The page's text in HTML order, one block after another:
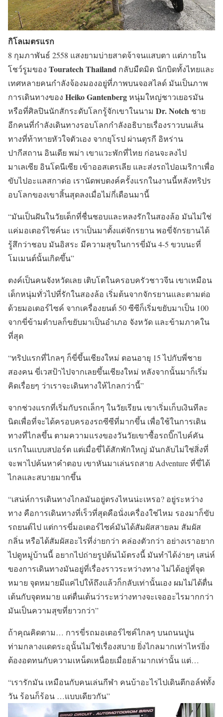
กิโลเมตรแรก
8 กุมภาพันธ์ 2558 แสงยามบ่ายสาดจ้าจนแสบตา แต่ภายใน
โชว์รูมของ Touratech Thailand กลับมืดมิด นักบิดทั้งไทยและ
เทศหลายคนกำลังจ้องมองอยู่ที่ภาพบนจอสไลด์ มันเป็นภาพ
การเดินทางของ Heiko Gantenbergหนุ่มใหญ่ชาวเยอรมัน
หรือที่ศิลปินนักสักระดับโลกรู้จักเขาในนาม Dr. Notch ชาย
อีกคนที่กำลังเดินทางรอบโลกกำลังอธิบายเรื่องราวบนเส้น
ทางที่ท้าทายหัวใจตัวเอง จากยุโรป ผ่านตุรกี อิหร่าน
ปากีสถาน อินเดีย พม่า เขาแวะพักที่ไทย ก่อนจะลงไป
มาเลเซีย อินโดนีเซีย เข้าออสเตรเลีย และส่งรถไปอเมริกาเพื่อ
ขับไปอะแลสกาต่อ เรานัดพบตงค์ครั้งแรกในงานนี้หลังทริปร
อบโลกของเขาสิ้นสุดลงเมื่อไม่กี่เดือนมานี้
“มันเป็นฝันในวัยเด็กที่ชื่นชอบและหลงรักในสองล้อ มันไม่ใช่
แค่มอเตอร์ไซค์นะ เราเป็นมาตั้งแต่จักรยาน พอขี่จักรยานได้
รู้สึกว่าชอบ มันอิสระ มีความสุขในการขี่มัน 4-5 ขวบนะที่
โมเมนต์นั้นเกิดขึ้น”
ตงค์เป็นคนจังหวัดเลย เติบโตในครอบครัวชาวจีน เขาเหมือน
เด็กหนุ่มทั่วไปที่รักในสองล้อ เริ่มต้นจากจักรยานและตามต่อ
ด้วยมอเตอร์ไซค์ จากเครื่องยนต์ 50 ซีซีก็เริ่มขยับมาเป็น 100
จากขี่ข้ามตำบลก็ขยับมาเป็นอำเภอ จังหวัด และข้ามภาคใน
ที่สุด
“ทริปแรกที่ไกลๆ ก็ขี่ขึ้นเชียงใหม่ ตอนอายุ 15 ไปกับพี่ชาย
สองคน ขี่เวสป้าไปจากเลยขึ้นเชียงใหม่ หลังจากนั้นมาก็เริ่ม
คิดเรื่อยๆ ว่าเราจะเดินทางให้ไกลกว่านี้”
จากช่วงแรกที่เริ่มกับรถเล็กๆ ในวัยเรียน เขาเริ่มเก็บเงินทีละ
นิดเพื่อที่จะได้ครอบครองรถซีซีที่มากขึ้น เพื่อใช้ในการเดิน
ทางที่ไกลขึ้น ตามความแรงของวันวัยเขาซื้อรถบิ๊กไบค์คัน
แรกในแบบสปอร์ต แต่เมื่อขี่ได้สักพักใหญ่ มันกลับไม่ใช่สิ่งที่
จะพาไปค้นหาคำตอบ เขาหันมาเล่นรถสาย Adventure ที่ขี่ได้
ไกลและสบายมากขึ้น
“เสน่ห์การเดินทางไกลมันอยู่ตรงไหนน่ะเหรอ? อยู่ระหว่าง
ทาง คือการเดินทางที่เร็วที่สุดคือนั่งเครื่องใช่ไหม รองมาก็ขับ
รถยนต์ไป แต่การขี่มอเตอร์ไซค์มันได้สัมผัสสายลม สัมผัส
กลิ่น หรือได้สัมผัสอะไรที่ง่ายกว่า คล่องตัวกว่า อย่างเราอยาก
ไปดูหมู่บ้านนี้ อยากไปถ่ายรูปต้นไม้ตรงนี้ มันทำได้ง่ายๆ เสน่ห์
ของการเดินทางมันอยู่ที่เรื่องราวระหว่างทาง ไม่ได้อยู่ที่จุด
หมาย จุดหมายมีแค่ไปให้ถึงแล้วก็กลับเท่านั้นเอง ผมไม่ได้ตื่น
เต้นกับจุดหมาย แต่ตื่นเต้นว่าระหว่างทางจะเจออะไรมากกว่า
มันเป็นความสุขที่ยาวกว่า”
ถ้าคุณคิดตาม… การขี่รถมอเตอร์ไซค์ไกลๆ บนถนนปูน
ท่ามกลางแดดระอุนั้นไม่ใช่เรื่องสบาย ยิ่งไกลมากเท่าไหร่ยิ่ง
ต้องอดทนกับความเหน็ดเหนื่อยเมื่อยล้ามากเท่านั้น แต่…
“เรารักมัน เหมือนกับคนเล่นกีฬา คนบ้าอะไรไปเดินตีกอล์ฟทั้ง
วัน ร้อนก็ร้อน …แบบเดียวกัน”